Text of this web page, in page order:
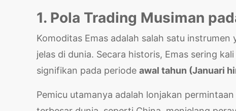
1. Pola Trading Musiman
Komoditas Emas adalah salah satu
jelas di dunia. Secara historis, Emas sering
signifikan pada periode awal tahun (Januari
Pemicu utamanya adalah lonjakan